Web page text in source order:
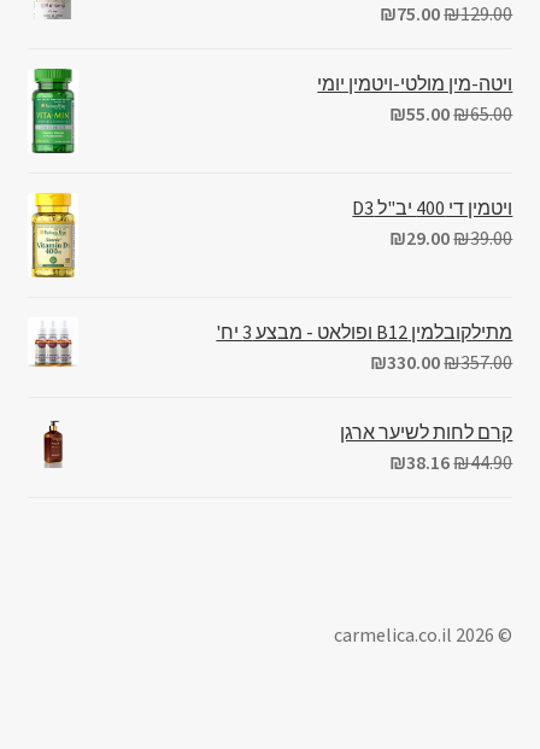
₪129.00
₪75.00
ויטה-מין מולטי-ויטמין יומי
₪65.00
₪55.00
ויטמין די 400 יב"ל D3
₪39.00
₪29.00
מתילקובלמין B12 ופולאט - מבצע 3 יח'
₪357.00
₪330.00
קרם לחות לשיער ארגן
₪44.90
₪38.16
© carmelica.co.il 2026